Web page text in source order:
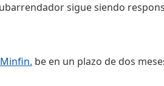
sigue siendo
be en un plazo de dos